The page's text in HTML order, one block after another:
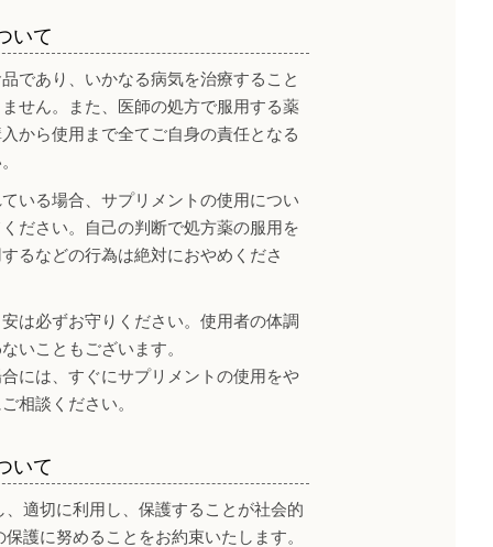
いて
であり、いかなる病気を治療すること
せん。また、医師の処方で服用する薬
から使用まで全てご自身の責任となる
いる場合、サプリメントの使用につい
ださい。自己の判断で処方薬の服用を
るなどの行為は絶対におやめくださ
は必ずお守りください。使用者の体調
いこともございます。
には、すぐにサプリメントの使用をや
相談ください。
いて
適切に利用し、保護することが社会的
護に努めることをお約束いたします。